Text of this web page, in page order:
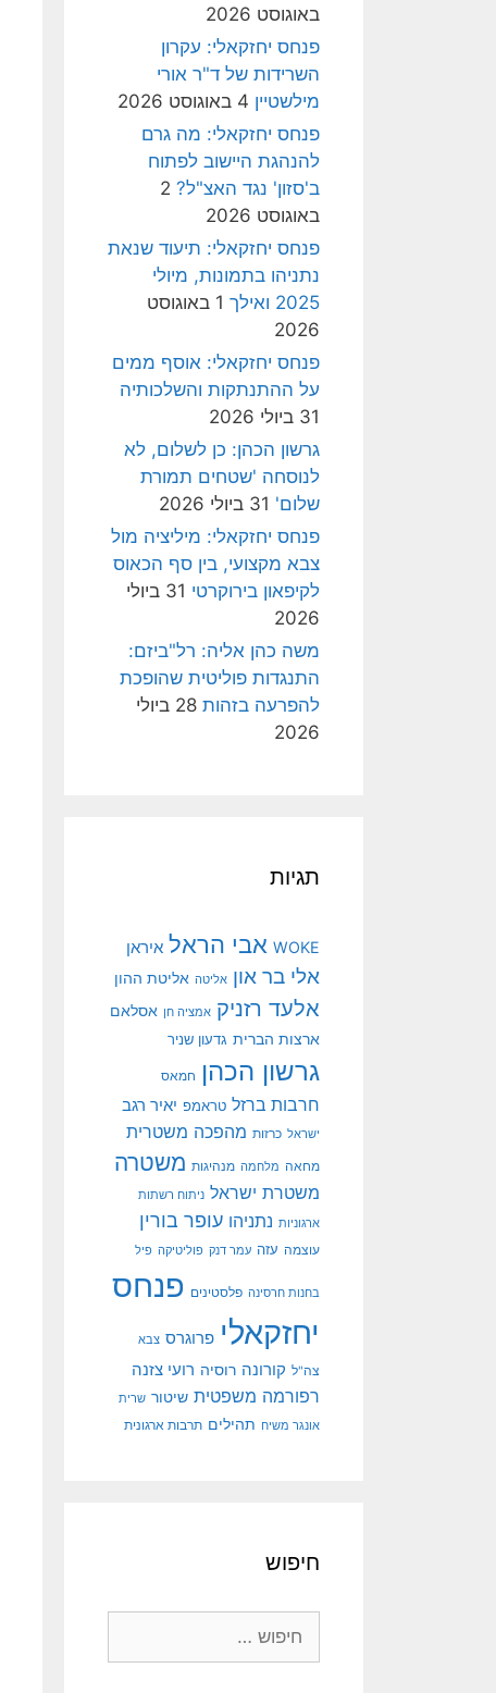
באוגוסט 2026
פנחס יחזקאלי: עקרון
השרידות של ד"ר אורי
מילשטיין 4 באוגוסט 2026
פנחס יחזקאלי: מה גרם
להנהגת היישוב לפתוח
ב'סזון' נגד האצ"ל? 2
באוגוסט 2026
פנחס יחזקאלי: תיעוד שנאת
נתניהו בתמונות, מיולי
2025 ואילך
1 באוגוסט
2026
פנחס יחזקאלי: אוסף ממים
על ההתנתקות והשלכותיה
31 ביולי 2026
גרשון הכהן: כן לשלום, לא
לנוסחה 'שטחים תמורת
שלום' 31 ביולי 2026
פנחס יחזקאלי: מיליציה מול
צבא מקצועי, בין סף הכאוס
לקיפאון בירוקרטי
31 ביולי
2026
משה כהן אליה: רל"ביזם:
התנגדות פוליטית שהופכת
להפרעה בזהות
28 ביולי
2026
תגיות
WOKE אבי הראל איראן
אלי בר און אליטה אליטת ההון
אלעד רזניק אמציה חן אסלאם
ארצות הברית גדעון שניר
גרשון הכהן חמאס
חרבות ברזל טראמפ יאיר רגב
ישראל כרזות מהפכה משטרית
מחאה מלחמה מנהיגות משטרה
משטרת ישראל ניתוח רשתות
ארגוניות נתניהו עופר בורין
עוצמה עזה עמר דנק פוליטיקה פיל
בחנות חרסינה פלסטינים פנחס
יחזקאלי פרוגרס צבא
צה"ל קורונה רוסיה רועי צזנה
רפורמה משפטית שיטור שרית
אונגר משיח תהילים תרבות ארגונית
חיפוש